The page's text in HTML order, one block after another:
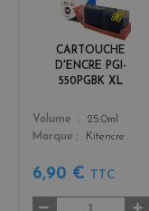
CARTOUCHE
D'ENCRE PGI-
550PGBK XL
Color
Volume
25.0ml
Marque
Kitencre
6,90 € TTC